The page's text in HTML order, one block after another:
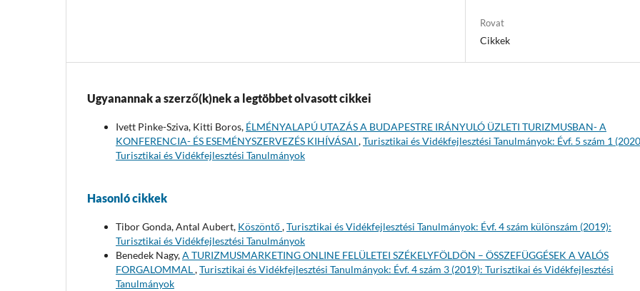
Rovat
Cikkek
Ugyanannak a szerző(k)nek a legtöbbet olvasott cikkei
Ivett Pinke-Sziva, Kitti Boros, ÉLMÉNYALAPÚ UTAZÁS A BUDAPESTRE IRÁNYULÓ ÜZLETI TURIZMUSBAN- A
KONFERENCIA- ÉS ESEMÉNYSZERVEZÉS KIHÍVÁSAI ,Turisztikai és Vidékfejlesztési Tanulmányok: Évf. 5 szám 1
Turisztikai és Vidékfejlesztési Tanulmányok
Hasonló cikkek
Tibor Gonda, Antal Aubert, Köszöntő,Turisztikai és Vidékfejlesztési Tanulmányok: Évf. 4 szám különszám (2019):
Turisztikai és Vidékfejlesztési Tanulmányok
Benedek Nagy,A TURIZMUSMARKETING ONLINE FELÜLETEI SZÉKELYFÖLDÖN – ÖSSZEFÜGGÉSEK A VALÓS
FORGALOMMAL,Turisztikai és Vidékfejlesztési Tanulmányok: Évf. 4 szám 3 (2019): Turisztikai és Vidékfejlesztési
Tanulmányok